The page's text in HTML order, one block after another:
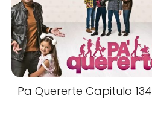
Pa Quererte Capitulo 134